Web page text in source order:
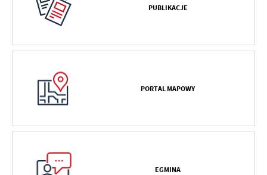
PUBLIKACJE
PORTAL MAPOWY
EGMINA